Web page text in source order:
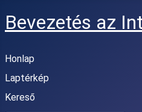
Bevezetés az
Honlap
Laptérkép
Kereső